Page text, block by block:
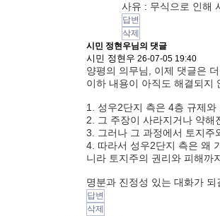
사유 : 무식으로 인해
답변
삭제
시민 정현우님의 댓글
시민 정현우 26-07-05 19:40
양평의 의무님, 이제 댓글은
이하 내용이 아직도 해결되지
1. 성우2단지 측은 4층 규제와
2. 그 주장이 사라지거나 약해
3. 그러나 그 과정에서 토지주
4. 따라서 성우2단지 측은 왜
니라 토지주의 권리와 피해까
명분과 진정성 있는 대화가 되
답변
삭제